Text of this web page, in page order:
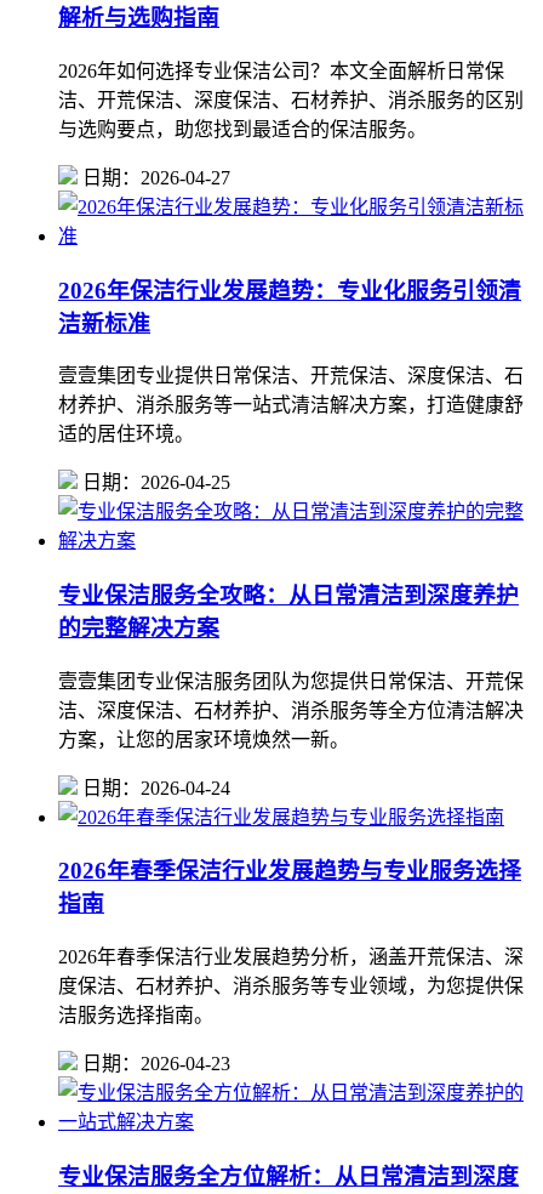
解析与选购指南
2026年如何选择专业保洁公司？本文全面解析日常保
洁、开荒保洁、深度保洁、石材养护、消杀服务的区别
与选购要点，助您找到最适合的保洁服务。
日期：2026-04-27
2026年保洁行业发展趋势：专业化服务引领清
洁新标准
壹壹集团专业提供日常保洁、开荒保洁、深度保洁、石
材养护、消杀服务等一站式清洁解决方案，打造健康舒
适的居住环境。
日期：2026-04-25
专业保洁服务全攻略：从日常清洁到深度养护
的完整解决方案
壹壹集团专业保洁服务团队为您提供日常保洁、开荒保
洁、深度保洁、石材养护、消杀服务等全方位清洁解决
方案，让您的居家环境焕然一新。
日期：2026-04-24
2026年春季保洁行业发展趋势与专业服务选择
指南
2026年春季保洁行业发展趋势分析，涵盖开荒保洁、深
度保洁、石材养护、消杀服务等专业领域，为您提供保
洁服务选择指南。
日期：2026-04-23
专业保洁服务全方位解析：从日常清洁到深度